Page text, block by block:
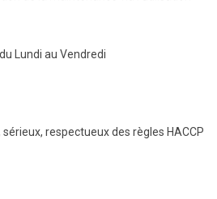
Lundi au Vendredi
respectueux des règles HACCP